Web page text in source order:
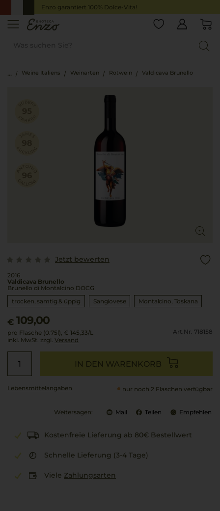
Enzo garantiert 100% Dolce-Vita!
Weine Italiens Weinarten Rotwein Valdicava Brunello
Jetzt bewerten
2016
Valdicava Brunello
Brunello di Montalcino DOCG
trocken, samtig & üppig
Sangiovese Montalcino Toskana
€ 109,00
pro Flasche (0.75l), € 145,33/L
inkl. MwSt. zzgl. Versand
Art.Nr. 718158
IN DEN WARENKORB
Lebensmittel­angaben nur noch 2 Flaschen verfügbar
Weitersagen: Mail Teilen Empfehlen
Kostenfreie Lieferung ab 80€ Bestellwert
Schnelle Lieferung (3-4 Tage)
Viele Zahlungsarten